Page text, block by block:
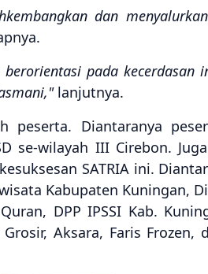
dan
pada kecerdasan
lanjutnya.
peserta. Diantaranya
se-wilayah III Cirebon.
SATRIA ini.
Kabupaten Kuningan,
DPP IPSSI Kab.
Aksara, Faris